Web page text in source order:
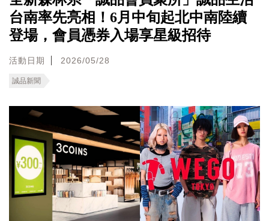
台南率先亮相！6月中旬起北中南陸續
登場，會員憑券入場享星級招待
活動日期 2026/05/28
誠品新聞